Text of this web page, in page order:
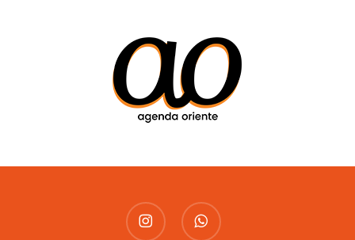
instagram whatsapp